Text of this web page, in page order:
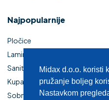
Najpopularnije
Pločice
Laminati
Sanitarije
Kupaonski namještaj
Sobna vrata
Midax d.o.o. koristi
pružanje boljeg
Nastavkom